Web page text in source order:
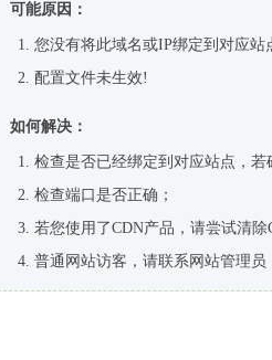
可能原因：
您没有将此域名或IP绑定到对应站
配置文件未生效!
如何解决：
检查是否已经绑定到对应站点，
检查端口是否正确；
若您使用了CDN产品，请尝试清除
普通网站访客，请联系网站管理员